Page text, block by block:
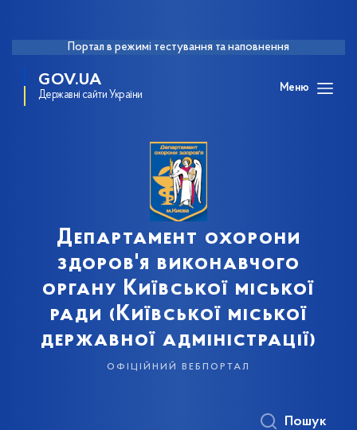
Портал в режимі тестування та наповнення
GOV.UA
Державні сайти України
Меню
Департамент охорони
здоров'я виконавчого
органу Київської міської
ради (Київської міської
державної адміністрації)
офіційний вебпортал
Пошук